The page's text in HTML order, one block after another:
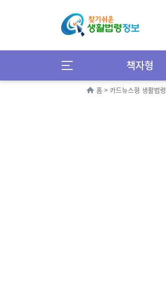
책자형
홈 > 카드뉴스형 생활법령